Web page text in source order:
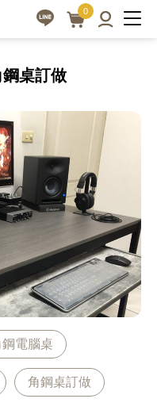
0
桌訂做
鋼電腦桌
角鋼桌訂做